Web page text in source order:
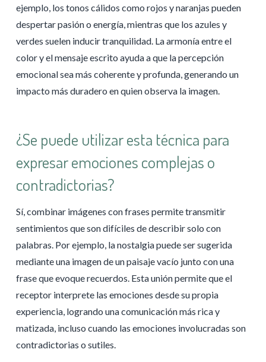
ejemplo, los tonos cálidos como rojos y naranjas pueden
despertar pasión o energía, mientras que los azules y
verdes suelen inducir tranquilidad. La armonía entre el
color y el mensaje escrito ayuda a que la percepción
emocional sea más coherente y profunda, generando un
impacto más duradero en quien observa la imagen.
¿Se puede utilizar esta técnica para
expresar emociones complejas o
contradictorias?
Sí, combinar imágenes con frases permite transmitir
sentimientos que son difíciles de describir solo con
palabras. Por ejemplo, la nostalgia puede ser sugerida
mediante una imagen de un paisaje vacío junto con una
frase que evoque recuerdos. Esta unión permite que el
receptor interprete las emociones desde su propia
experiencia, logrando una comunicación más rica y
matizada, incluso cuando las emociones involucradas son
contradictorias o sutiles.